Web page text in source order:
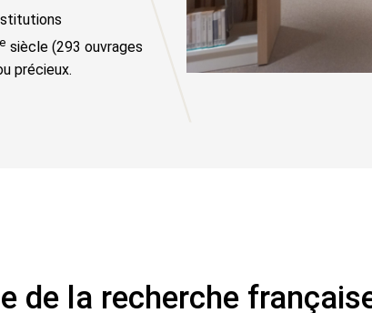
e siècle (293 ouvrages
précieux.
de la recherche